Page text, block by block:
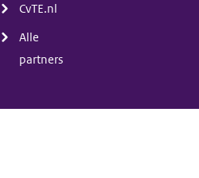
CvTE.nl
Alle
partners